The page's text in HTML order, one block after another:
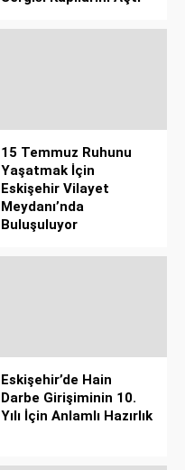
15 Temmuz Ruhunu
Yaşatmak İçin
Eskişehir Vilayet
Meydanı’nda
Buluşuluyor
Eskişehir’de Hain
Darbe Girişiminin 10.
Yılı İçin Anlamlı Hazırlık